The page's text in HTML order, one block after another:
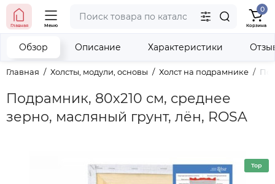
тел. (098) 673-42-06
наши контакты
Главная Меню
0
Корзина
Главная Холсты, модули, основы Холст на подрамнике
Подрамник, 80х210 см, среднее
зерно, масляный грунт, лён, ROSA
Обзор Описание Характеристики
Top